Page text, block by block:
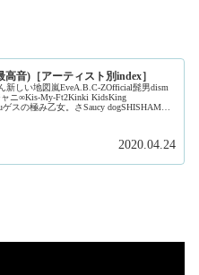
高音)［アーティスト別index］
新しい地図嵐EveA.B.C-ZOfficial髭男dism
ャニ∞Kis-My-Ft2Kinki KidsKing
ゲスの極み乙女。さSaucy dogSHISHAMO
2020.04.24